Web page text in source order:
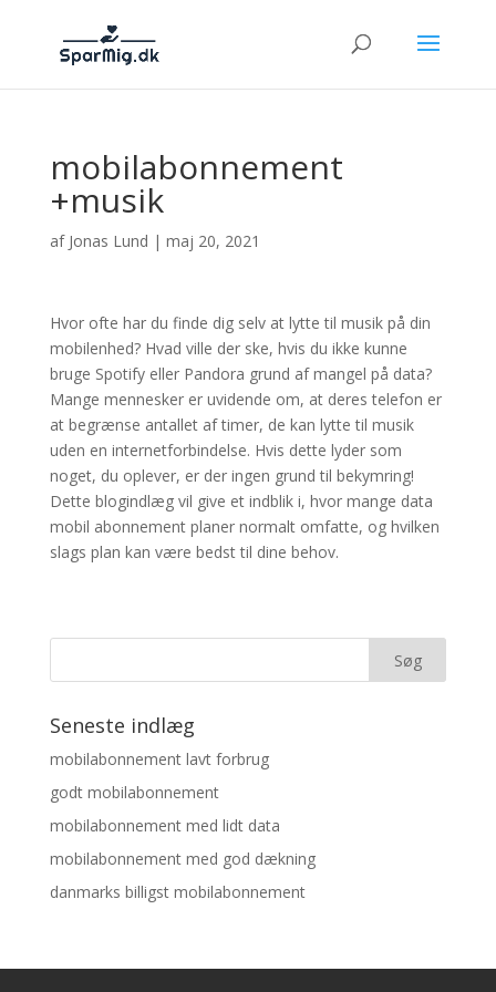
mobilabonnement
+musik
af Jonas Lund | maj 20, 2021
Hvor ofte har du finde dig selv at lytte til musik på din
mobilenhed? Hvad ville der ske, hvis du ikke kunne
bruge Spotify eller Pandora grund af mangel på data?
Mange mennesker er uvidende om, at deres telefon er
at begrænse antallet af timer, de kan lytte til musik
uden en internetforbindelse. Hvis dette lyder som
noget, du oplever, er der ingen grund til bekymring!
Dette blogindlæg vil give et indblik i, hvor mange data
mobil abonnement planer normalt omfatte, og hvilken
slags plan kan være bedst til dine behov.
Seneste indlæg
mobilabonnement lavt forbrug
godt mobilabonnement
mobilabonnement med lidt data
mobilabonnement med god dækning
danmarks billigst mobilabonnement